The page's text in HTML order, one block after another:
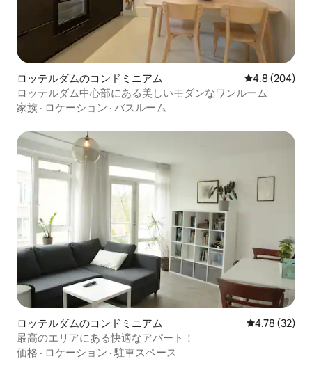
ロッテルダムのコンドミニアム レビュー204
4.8 (204)
ロッテルダム中心部にある美しいモダンなワンルーム
家族 · ロケーション · バスルーム
ロッテルダムのコンドミニアム レビュー32
4.78 (32)
最高のエリアにある快適なアパート！
価格 · ロケーション · 駐車スペース